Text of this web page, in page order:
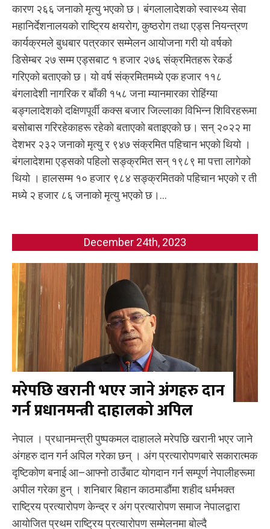
कारण २६६ जनाको मृत्यु भएको छ। बंगलालादेशको स्वास्थ्य सेवा
महानिर्देशनालयको राष्ट्रिय क्षयरोग, कुष्ठरोग तथा एड्स नियन्त्रण
कार्यक्रमले बुधबार पत्रकार सम्मेलन आयोजना गरी यो वर्षको
डिसेम्बर २७ सम्म एड्सबाट १ हजार २७६ संक्रमितहरू रेकर्ड
गरिएको बताएको छ। यो वर्ष संक्रमितमध्ये एक हजार ११८
बंगलादेशी नागरिक र बाँकी १५८ जना म्यानमारका रोहिंग्या
बङ्गलादेशको दक्षिणपूर्वी कक्स बजार जिल्लाका विभिन्न शिविरहरूमा
बसोबास गरिरहेकाहरू रहेको बताएको बताइएको छ। सन् २०२२ मा
देशभर २३२ जनाको मृत्यु र ९४७ संक्रमित पहिचान भएको थियो ।
बंगलादेशमा एड्सको पहिलो सङ्क्रमित सन् १९८९ मा पत्ता लागेको
थियो । हालसम्म १० हजार ९८४ सङ्क्रमितको पहिचान भएको र ती
मध्ये २ हजार ८६ जनाको मृत्यु भएको छ।...
December 24th, 2023
मरेपछि खरानी भएर जाने अंगहरु दान
गर्न प्रधानमन्त्री दाहालको अपिल
नेपाल । प्रधानमन्त्री पुष्पकमल दाहालले मरेपछि खरानी भएर जाने
अंगहरु दान गर्न अपिल गरेका छन् । अंग प्रत्यारोपणबारे सकारात्मक
दृष्टिकोण बनाई आ–आफ्नो ठाउँबाट योगदान गर्न सम्पूर्ण नेपालीहरूमा
अपील गरेका हुन् । शनिबार बिहान काठमाडौंमा शहीद धर्मभक्त
राष्ट्रिय प्रत्यारोपण केन्द्र र अंग प्रत्यारोपण समाज नेपालद्वारा
आयोजित प्रथम राष्ट्रिय प्रत्यारोपण सम्मेलनमा बोल्दै